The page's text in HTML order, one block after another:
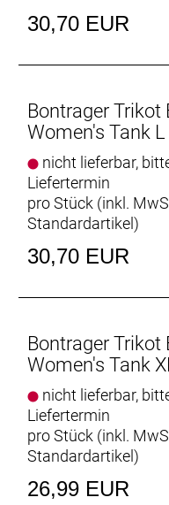
30,70 EUR
Bontrager Trikot
Women's Tank
nicht lieferbar,
Liefertermin
pro Stück (inkl.
Standardartikel)
30,70 EUR
Bontrager Trikot
Women's Tank
nicht lieferbar,
Liefertermin
pro Stück (inkl.
Standardartikel)
26,99 EUR